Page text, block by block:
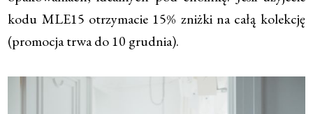
kodu MLE15 otrzymacie 15% zniżki na całą kolekcję
(promocja trwa do 10 grudnia).